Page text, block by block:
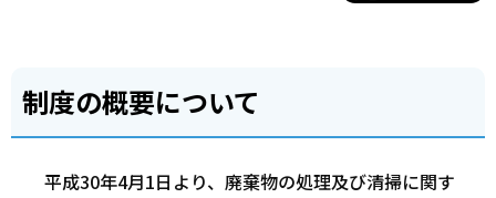
制度の概要について
平成30年4月1日より、廃棄物の処理及び清掃に関す